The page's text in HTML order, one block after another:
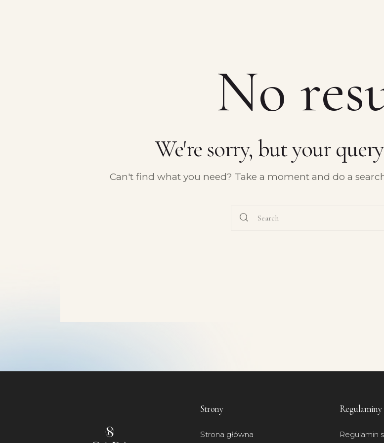
No
We're sorry, but your
Can't find what you need? Take a moment and do a
Strony
Strona główna
Regulaminy
Regulamin